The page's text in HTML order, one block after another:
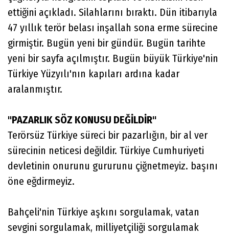
ettiğini açıkladı. Silahlarını bıraktı. Dün itibarıyla
47 yıllık terör belası inşallah sona erme sürecine
girmiştir. Bugün yeni bir gündür. Bugün tarihte
yeni bir sayfa açılmıştır. Bugün büyük Türkiye'nin
Türkiye Yüzyılı'nın kapıları ardına kadar
aralanmıştır.
"PAZARLIK SÖZ KONUSU DEĞİLDİR"
Terörsüz Türkiye süreci bir pazarlığın, bir al ver
sürecinin neticesi değildir. Türkiye Cumhuriyeti
devletinin onurunu gururunu çiğnetmeyiz. başını
öne eğdirmeyiz.
Bahçeli'nin Türkiye aşkını sorgulamak, vatan
sevgini sorgulamak, milliyetçiliği sorgulamak